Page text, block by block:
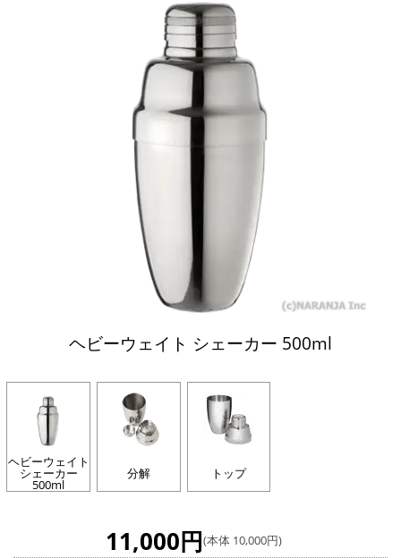
ヘビーウェイト シェーカー 500ml
ヘビーウェイト
シェーカー
500ml
分解 トップ
11,000円(本体 10,000円)